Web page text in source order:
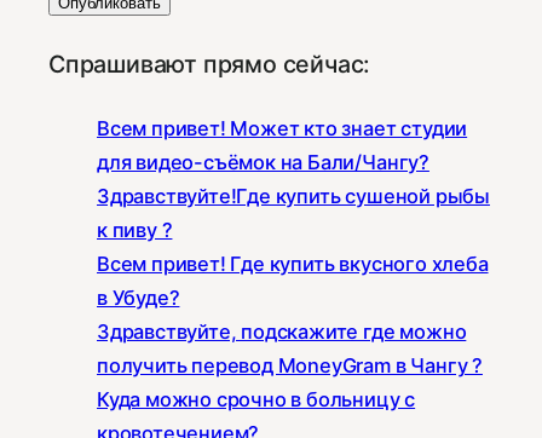
Спрашивают прямо сейчас:
Всем привет! Может кто знает студии
для видео-съёмок на Бали/Чангу?
Здравствуйте!Где купить сушеной рыбы
к пиву ?
Всем привет! Где купить вкусного хлеба
в Убуде?
Здравствуйте, подскажите где можно
получить перевод MoneyGram в Чангу ?
Куда можно срочно в больницу с
кровотечением?